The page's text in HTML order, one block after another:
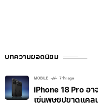
บทความยอดนิยม
MOBILE 7 วัน ago
iPhone 18 Pro อา
เซ่นพิษชิปขาดแคล